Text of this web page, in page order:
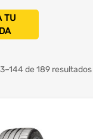
Ancho
de 189 resultados